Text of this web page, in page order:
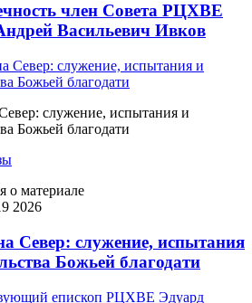
член Совета РЦХВЕ
Васильевич Ивков
служение, испытания и
Божьей благодати
о материале
2026
Север: служение, испытания
Божьей благодати